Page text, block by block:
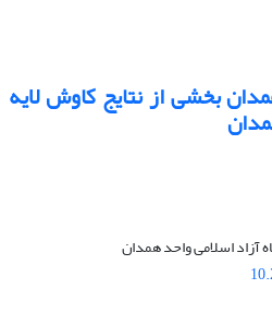
بخشی از نتایج کاوش لایه
آزاد اسلامی واحد همدان